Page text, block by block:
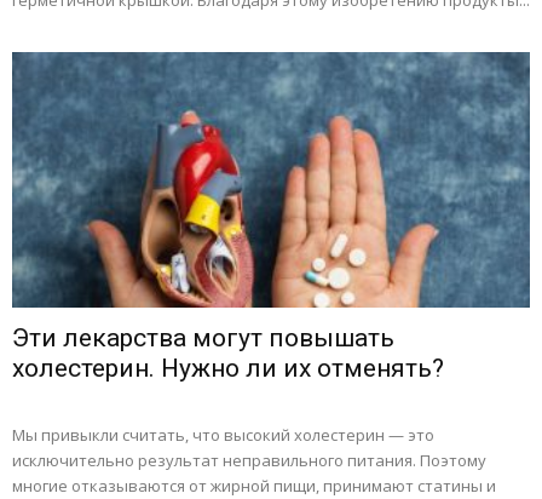
Эти лекарства могут повышать
холестерин. Нужно ли их отменять?
Мы привыкли считать, что высокий холестерин — это
исключительно результат неправильного питания. Поэтому
многие отказываются от жирной пищи, принимают статины и